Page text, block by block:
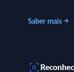
Saber mais →